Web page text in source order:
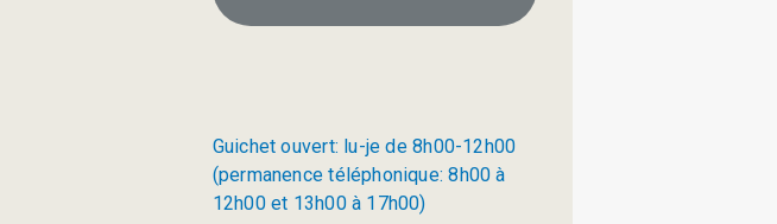
Guichet ouvert: lu-je de 8h00-12h00
(permanence téléphonique: 8h00 à
12h00 et 13h00 à 17h00)